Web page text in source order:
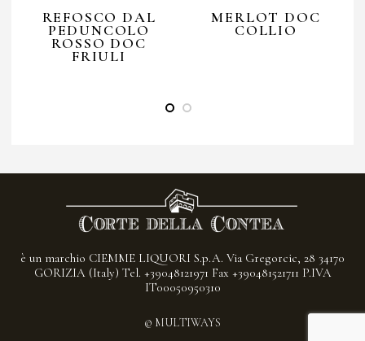
REFOSCO DAL
PEDUNCOLO
ROSSO DOC
FRIULI
MERLOT DOC
COLLIO
è un marchio CIEMME LIQUORI S.p.A. Via Gregorcic, 28 34170
GORIZIA (Italy) Tel. +39048121971 Fax +390481521711 P.IVA
IT00050950310
© MULTIWAYS